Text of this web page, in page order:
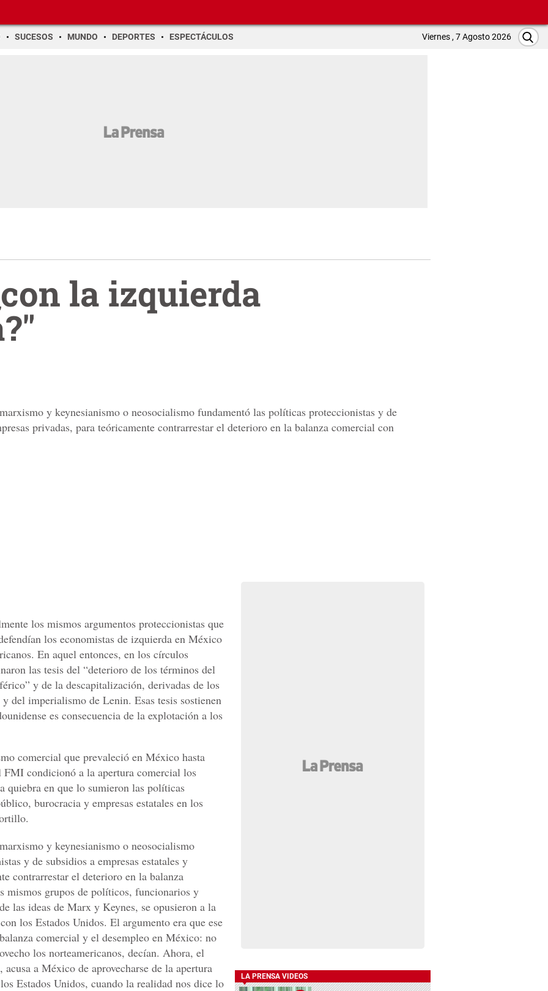
SUCESOS MUNDO DEPORTES ESPECTÁCULOS Viernes , 7 Agosto 2026
la izquierda
y keynesianismo o neosocialismo fundamentó las políticas proteccionistas y de
privadas, para teóricamente contrarrestar el deterioro en la balanza comercial con
los mismos argumentos proteccionistas que
los economistas de izquierda en México
En aquel entonces, en los círculos
las tesis del “deterioro de los términos del
y de la descapitalización, derivadas de los
del imperialismo de Lenin. Esas tesis sostienen
es consecuencia de la explotación a los
comercial que prevaleció en México hasta
FMI condicionó a la apertura comercial los
quiebra en que lo sumieron las políticas
burocracia y empresas estatales en los
y keynesianismo o neosocialismo
y de subsidios a empresas estatales y
contrarrestar el deterioro en la balanza
mismos grupos de políticos, funcionarios y
las ideas de Marx y Keynes, se opusieron a la
los Estados Unidos. El argumento era que ese
comercial y el desempleo en México: no
los norteamericanos, decían. Ahora, el
a México de aprovecharse de la apertura
Estados Unidos, cuando la realidad nos dice lo
LA PRENSA VIDEOS